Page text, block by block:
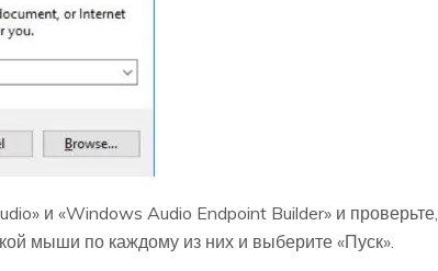
и «Windows Audio Endpoint Builder» и проверьте,
мыши по каждому из них и выберите «Пуск».